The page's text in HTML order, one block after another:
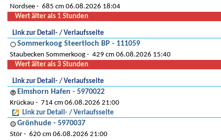
Nordsee
685 cm 06.08.2026 18:04
Wert älter als 1 Stunden
Link zur Detail- / Verlaufsseite
Sommerkoog Steertloch BP - 111059
Staubecken Sommerkoog
429 cm 06.08.2026 15:40
Wert älter als 3 Stunden
Link zur Detail- / Verlaufsseite
Elmshorn Hafen - 5970022
Krückau
714 cm 06.08.2026 21:00
Link zur Detail- / Verlaufsseite
Grönhude - 5970037
Stör
620 cm 06.08.2026 21:00